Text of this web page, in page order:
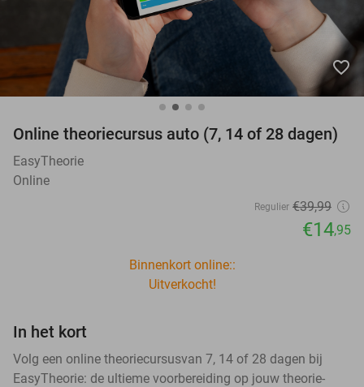
favorite_border
Online theoriecursus auto (7, 14 of 28 dagen)
EasyTheorie
Online
Regulier €39,99
€14,95
Binnenkort online::
Uitverkocht!
In het kort
Volg een online theoriecursusvan 7, 14 of 28 dagen bij
EasyTheorie: de ultieme voorbereiding op jouw theorie-